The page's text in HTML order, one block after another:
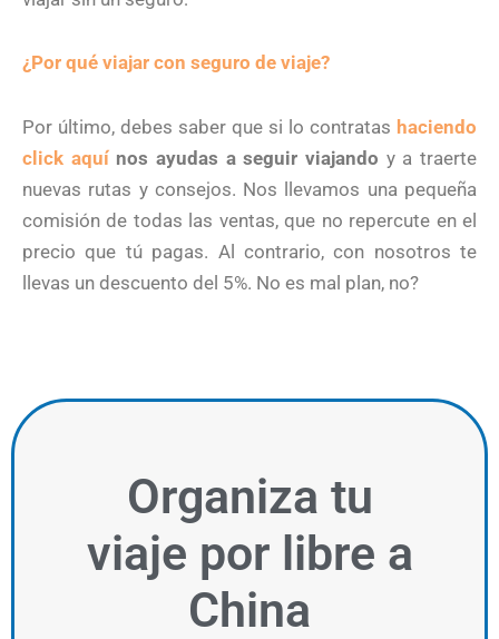
¿Por qué viajar con seguro de viaje?
Por último, debes saber que si lo contratas haciendo
click aquí nos ayudas a seguir viajando y a traerte
nuevas rutas y consejos. Nos llevamos una pequeña
comisión de todas las ventas, que no repercute en el
precio que tú pagas. Al contrario, con nosotros te
llevas un descuento del 5%. No es mal plan, no?
Organiza tu
viaje por libre a
China